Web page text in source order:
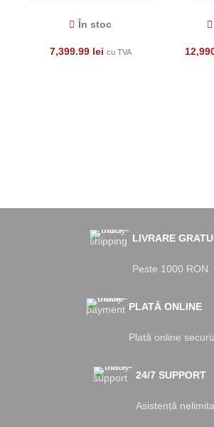
PNRAS/PNRR
În stoc
7,399.99 lei cu TVA
mobil
LIVRARE
Peste 1000 RON.
PLATĂ ONLINE
Plată online
24/7 SUPPORT
Asistență